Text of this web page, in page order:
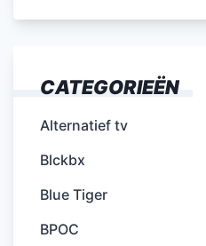
CATEGORIEËN
Alternatief tv
Blckbx
Blue Tiger
BPOC